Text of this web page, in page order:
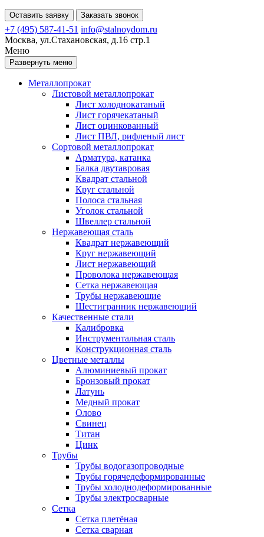
Оставить заявку Заказать звонок
+7 (495) 587-41-51 info@stalnoydom.ru
Москва, ул.Стахановская, д.16 стр.1
Меню
Развернуть меню
Металлопрокат
Листовой металлопрокат
Лист холоднокатаный
Лист горячекатаный
Лист оцинкованный
Лист ПВЛ, рифленый лист
Сортовой металлопрокат
Арматура, катанка
Балка двутавровая
Квадрат стальной
Круг стальной
Полоса стальная
Уголок стальной
Швеллер стальной
Нержавеющая сталь
Квадрат нержавеющий
Круг нержавеющий
Лист нержавеющий
Проволока нержавеющая
Сетка нержавеющая
Трубы нержавеющие
Шестигранник нержавеющий
Качественные стали
Калибровка
Инструментальная сталь
Конструкционная сталь
Цветные металлы
Алюминиевый прокат
Бронзовый прокат
Латунь
Медный прокат
Олово
Свинец
Титан
Цинк
Трубы
Трубы водогазопроводные
Трубы горячедеформированные
Трубы холоднодеформированные
Трубы электросварные
Сетка
Сетка плетёная
Сетка сварная